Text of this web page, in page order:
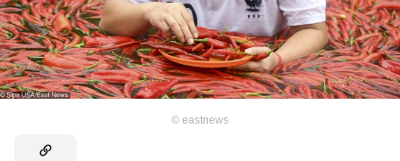
© eastnews